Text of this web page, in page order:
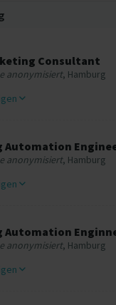
Consultant
anonymisiert, Hamburg
Automation
anonymisiert, Hamburg
Automation
anonymisiert, Hamburg